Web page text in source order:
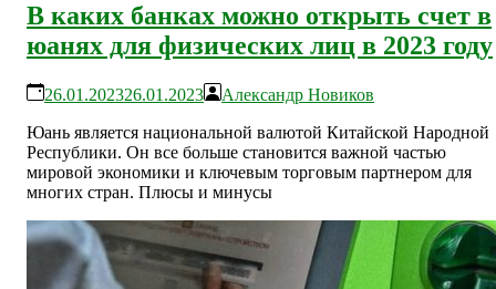
В каких банках можно открыть счет в
юанях для физических лиц в 2023 году
26.01.202326.01.2023
Александр Новиков
Юань является национальной валютой Китайской Народной
Республики. Он все больше становится важной частью
мировой экономики и ключевым торговым партнером для
многих стран. Плюсы и минусы